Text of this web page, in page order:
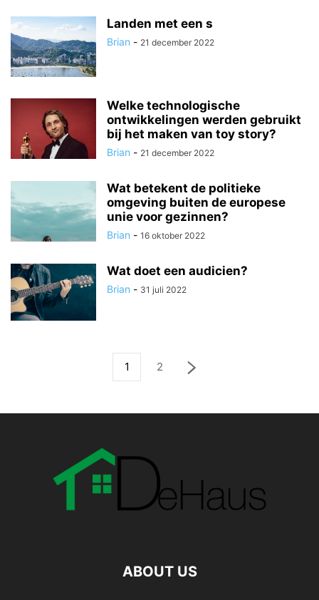
Landen met een s
Brian - 21 december 2022
Welke technologische
ontwikkelingen werden gebruikt
bij het maken van toy story?
Brian - 21 december 2022
Wat betekent de politieke
omgeving buiten de europese
unie voor gezinnen?
Brian - 16 oktober 2022
Wat doet een audicien?
Brian - 31 juli 2022
1 2
ABOUT US